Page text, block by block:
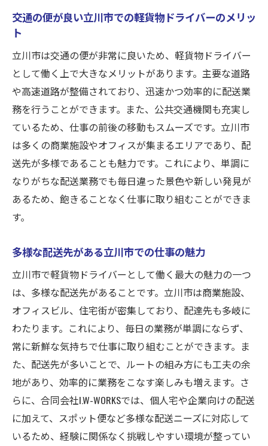
交通の便が良い立川市での軽貨物ドライバーのメリッ
ト
立川市は交通の便が非常に良いため、軽貨物ドライバー
として働く上で大きなメリットがあります。主要な道路
や高速道路が整備されており、迅速かつ効率的に配送業
務を行うことができます。また、公共交通機関も充実し
ているため、仕事の前後の移動もスムーズです。立川市
は多くの商業施設やオフィスが集まるエリアであり、配
送先が多様であることも魅力です。これにより、単調に
なりがちな配送業務でも毎日違った景色や新しい発見が
あるため、飽きることなく仕事に取り組むことができま
す。
多様な配送先がある立川市での仕事の魅力
立川市で軽貨物ドライバーとして働く最大の魅力の一つ
は、多様な配送先があることです。立川市は商業施設、
オフィスビル、住宅街が密集しており、配達先も多岐に
わたります。これにより、毎日の業務が単調にならず、
常に新鮮な気持ちで仕事に取り組むことができます。ま
た、配送先が多いことで、ルートの組み方にも工夫の余
地があり、効率的に業務をこなす楽しみも増えます。さ
らに、合同会社I.W-WORKSでは、個人宅や企業向けの配送
に加えて、スポット便など多様な配送ニーズに対応して
いるため、経験に関係なく挑戦しやすい環境が整ってい